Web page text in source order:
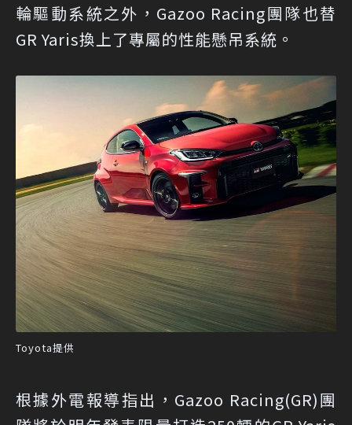
輪驅動系統之外，Gazoo Racing團隊也替
GR Yaris換上了專屬的性能懸吊系統。
Toyota提供
根據外電報導指出，Gazoo Racing(GR)團